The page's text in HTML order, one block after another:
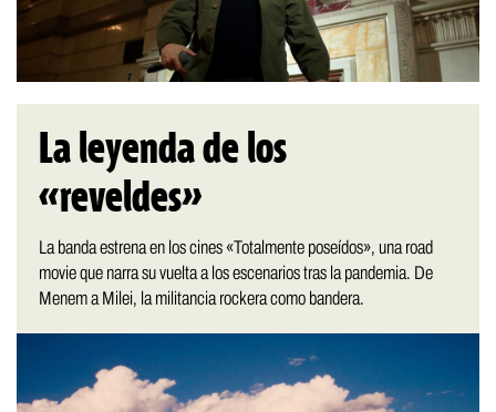
La leyenda de los
«reveldes»
La banda estrena en los cines «Totalmente poseídos», una road
movie que narra su vuelta a los escenarios tras la pandemia. De
Menem a Milei, la militancia rockera como bandera.